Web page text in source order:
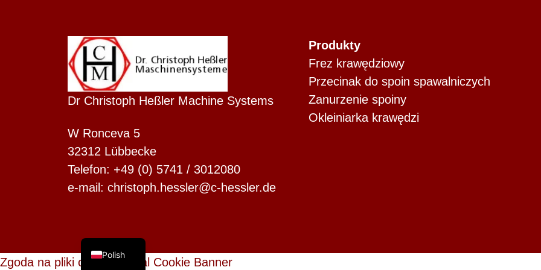
Dr Christoph Heßler Machine Systems
W Ronceva 5
32312 Lübbecke
Telefon: +49 (0) 5741 / 3012080
e-mail: christoph.hessler@c-hessler.de
Produkty
Frez krawędziowy
Przecinak do spoin spawalniczych
Zanurzenie spoiny
Okleiniarka krawędzi
Zgoda na pliki cookie z Real Cookie Banner
Polish
Italian
French
Spanish
Danish
Finnish
Dutch